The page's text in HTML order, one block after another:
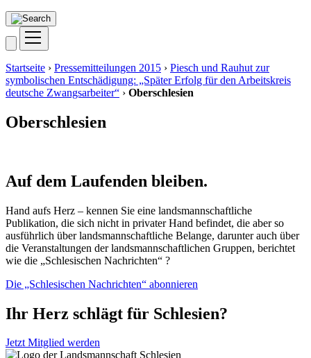
Startseite › Pressemitteilungen 2015 › Piesch und Rauhut zur
symbolischen Entschädigung: „Später Erfolg für den Arbeitskreis
deutsche Zwangsarbeiter“ › Oberschlesien
Oberschlesien
Auf dem Laufenden bleiben.
Hand aufs Herz – kennen Sie eine landsmannschaftliche
Publikation, die sich nicht in privater Hand befindet, die aber so
ausführlich über landsmannschaftliche Belange, darunter auch über
die Veranstaltungen der landsmannschaftlichen Gruppen, berichtet
wie die „Schlesischen Nachrichten“ ?
Die „Schlesischen Nachrichten“ abonnieren
Ihr Herz schlägt für Schlesien?
Jetzt Mitglied werden